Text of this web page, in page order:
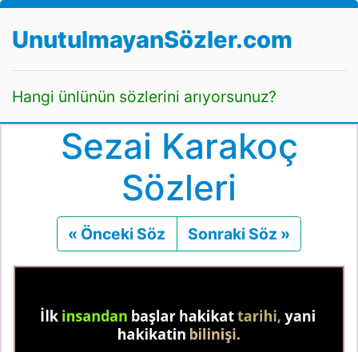
UnutulmayanSözler.com
Hangi ünlünün sözlerini arıyorsunuz?
Sezai Karakoç
Sözleri
« Önceki Söz Önceki
Sonraki Söz »